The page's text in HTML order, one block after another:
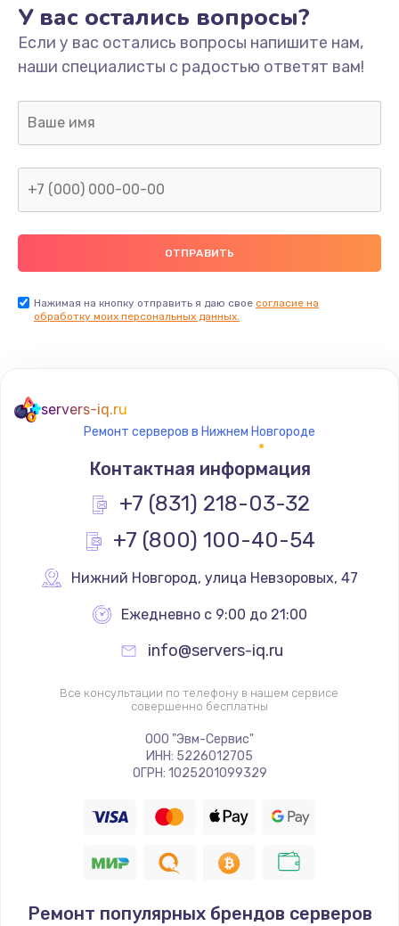
У вас остались вопросы?
Если у вас остались вопросы напишите нам,
наши специалисты с радостью ответят вам!
Нажимая на кнопку отправить я даю свое согласие на
обработку моих персональных данных.
servers-iq.ru
Ремонт серверов в Нижнем Новгороде
Контактная информация
+7 (831) 218-03-32
+7 (800) 100-40-54
Нижний Новгород, улица Невзоровых, 47
Ежедневно с 9:00 до 21:00
info@servers-iq.ru
Все консультации по телефону в нашем сервисе
совершенно бесплатны
ООО "Эвм-Сервис"
ИНН: 5226012705
ОГРН: 1025201099329
Ремонт популярных брендов серверов